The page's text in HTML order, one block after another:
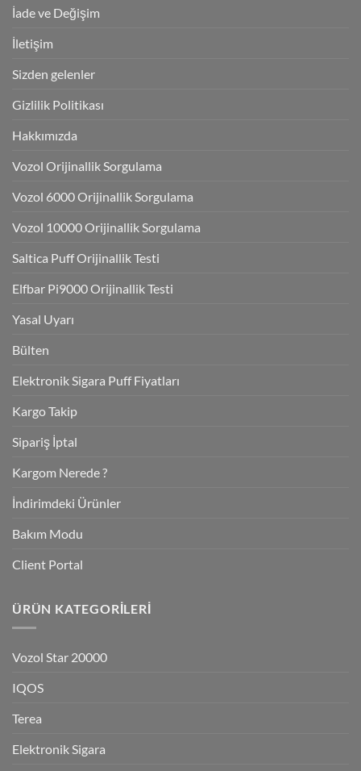
İade ve Değişim
İletişim
Sizden gelenler
Gizlilik Politikası
Hakkımızda
Vozol Orijinallik Sorgulama
Vozol 6000 Orijinallik Sorgulama
Vozol 10000 Orijinallik Sorgulama
Saltica Puff Orijinallik Testi
Elfbar Pi9000 Orijinallik Testi
Yasal Uyarı
Bülten
Elektronik Sigara Puff Fiyatları
Kargo Takip
Sipariş İptal
Kargom Nerede ?
İndirimdeki Ürünler
Bakım Modu
Client Portal
ÜRÜN KATEGORILERI
Vozol Star 20000
IQOS
Terea
Elektronik Sigara